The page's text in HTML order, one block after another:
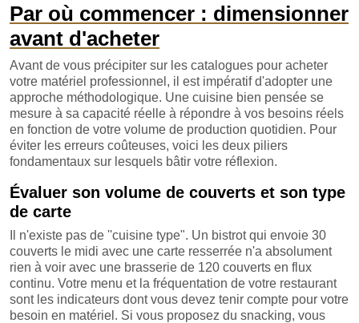
Par où commencer : dimensionner
avant d'acheter
Avant de vous précipiter sur les catalogues pour acheter
votre matériel professionnel, il est impératif d'adopter une
approche méthodologique. Une cuisine bien pensée se
mesure à sa capacité réelle à répondre à vos besoins réels
en fonction de votre volume de production quotidien. Pour
éviter les erreurs coûteuses, voici les deux piliers
fondamentaux sur lesquels bâtir votre réflexion.
Évaluer son volume de couverts et son type
de carte
Il n'existe pas de ''cuisine type". Un bistrot qui envoie 30
couverts le midi avec une carte resserrée n'a absolument
rien à voir avec une brasserie de 120 couverts en flux
continu. Votre menu et la fréquentation de votre restaurant
sont les indicateurs dont vous devez tenir compte pour votre
besoin en matériel. Si vous proposez du snacking, vous